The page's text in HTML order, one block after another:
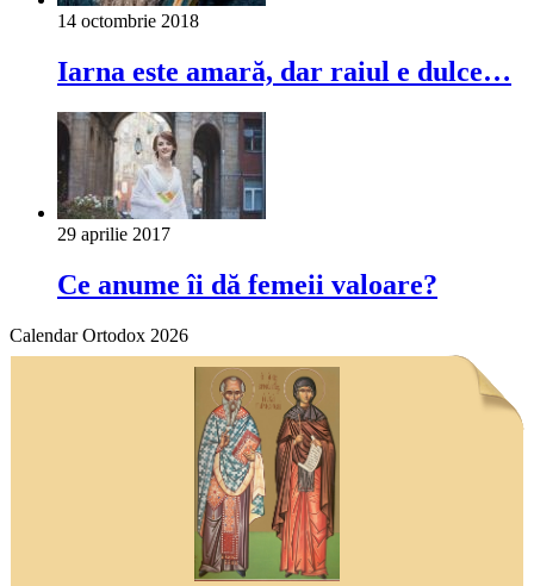
14 octombrie 2018
Iarna este amară, dar raiul e dulce…
29 aprilie 2017
Ce anume îi dă femeii valoare?
Calendar Ortodox 2026